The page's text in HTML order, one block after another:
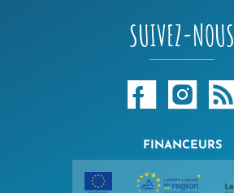
SUIVEZ-NOUS
FINANCEURS